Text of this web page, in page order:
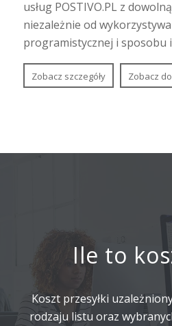
usług POSTIVO.PL z
niezależnie od
programistycznej i sposobu
Zobacz szczegóły Zobacz
Ile to
Koszt przesyłki
rodzaju listu oraz